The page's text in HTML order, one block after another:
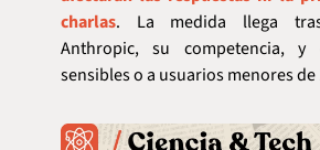
charlas. La medida llega
Anthropic, su competencia, y
sensibles o a usuarios menores de